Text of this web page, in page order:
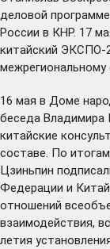
деловой
России в КНР. 17
китайский ЭКСПО-
межрегиональному
16 мая в Доме
беседа Владимира
китайские
составе. По
Цзиньпин
Федерации и
отношений
взаимодействия,
летия